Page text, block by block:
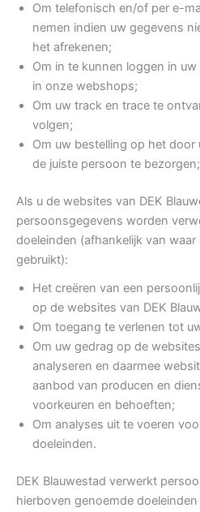
Om telefonisch en/of per e-
nemen indien uw gegevens
het afrekenen;
Om in te kunnen loggen in
in onze webshops;
Om uw track en trace te
volgen;
Om uw bestelling op het door
de juiste persoon te bezorgen;
Als u de websites van DEK
persoonsgegevens worden
doeleinden (afhankelijk van
gebruikt):
Het creëren van een
op de websites van DEK
Om toegang te verlenen tot
Om uw gedrag op de
analyseren en daarmee
aanbod van producen en
voorkeuren en behoeften;
Om analyses uit te voeren
doeleinden.
DEK Blauwestad verwerkt
hierboven genoemde